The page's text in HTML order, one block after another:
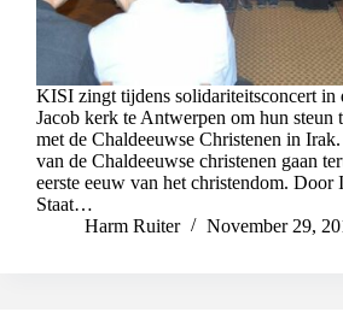
KISI zingt tijdens solidariteitsconcert in
Jacob kerk te Antwerpen om hun steun
met de Chaldeeuwse Christenen in
van de Chaldeeuwse christenen gaan
eerste eeuw van het christendom. Door
Staat…
Harm Ruiter
November 29,